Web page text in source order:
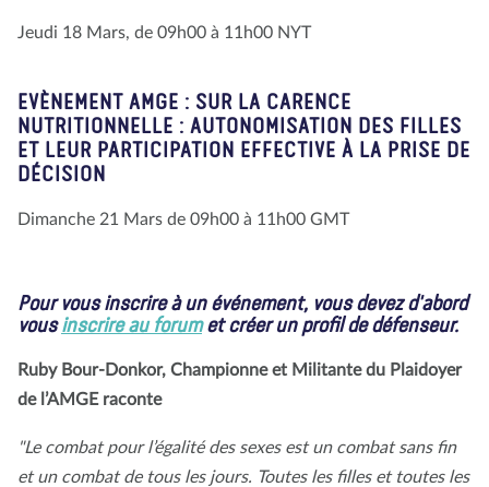
Jeudi 18 Mars, de 09h00 à 11h00 NYT
EVÈNEMENT AMGE : SUR LA CARENCE
NUTRITIONNELLE : AUTONOMISATION DES FILLES
ET LEUR PARTICIPATION EFFECTIVE À LA PRISE DE
DÉCISION
Dimanche 21 Mars de 09h00 à 11h00 GMT
Pour vous inscrire à un événement, vous devez d'abord
vousinscrire au forumet créer un profil de défenseur.
Ruby Bour-Donkor, Championne et Militante du Plaidoyer
de l’AMGE raconte
"Le combat pour l’égalité des sexes est un combat sans fin
et un combat de tous les jours. Toutes les filles et toutes les